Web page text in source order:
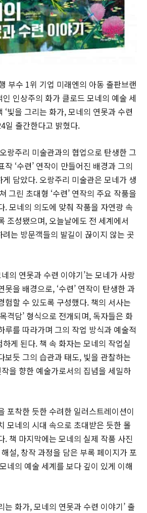
부수 1위 기업 미래엔의 아동 출판브랜
인상주의 화가 클로드 모네의 예술 세
‘빛을 그리는 화가, 모네의 연못과 수련
일 출간한다고 밝혔다.
랑주리 미술관과의 협업으로 탄생한 그
‘수련’ 연작이 만들어진 배경과 그의
담았다. 오랑주리 미술관은 모네가 생
그린 초대형 ‘수련’ 연작의 주요 작품을
. 모네의 의도에 맞춰 작품을 자연광 속
조성됐으며, 오늘날에도 전 세계에서
는 방문객들의 발길이 끊이지 않는 곳
의 연못과 수련 이야기’는 모네가 사랑
못을 배경으로, ‘수련’ 연작이 탄생한 과
험할 수 있도록 구성했다. 책의 서사는
격담’ 형식으로 전개되며, 독자들은 화
루를 따라가며 그의 작업 방식과 예술적
게 된다. 책 속 화자는 모네의 작업실
보듯 그의 습관과 태도, 빛을 관찰하는
작을 향한 예술가로서의 집념을 세밀하
포착한 듯한 수려한 일러스트레이션이
모네의 시대 속으로 초대받은 듯한 몰
. 책 마지막에는 모네의 실제 작품 사진
설, 창작 과정을 담은 부록 페이지가 포
네의 예술 세계를 보다 깊이 있게 이해
는 화가, 모네의 연못과 수련 이야기’ 출